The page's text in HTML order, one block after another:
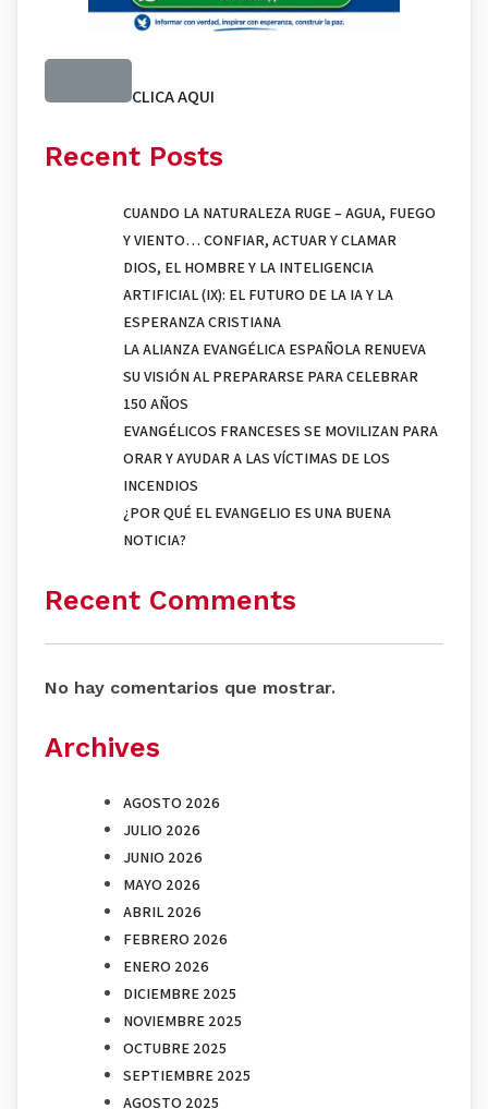
CLICA AQUI
Recent Posts
CUANDO LA NATURALEZA RUGE – AGUA, FUEGO
Y VIENTO… CONFIAR, ACTUAR Y CLAMAR
DIOS, EL HOMBRE Y LA INTELIGENCIA
ARTIFICIAL (IX): EL FUTURO DE LA IA Y LA
ESPERANZA CRISTIANA
LA ALIANZA EVANGÉLICA ESPAÑOLA RENUEVA
SU VISIÓN AL PREPARARSE PARA CELEBRAR
150 AÑOS
EVANGÉLICOS FRANCESES SE MOVILIZAN PARA
ORAR Y AYUDAR A LAS VÍCTIMAS DE LOS
INCENDIOS
¿POR QUÉ EL EVANGELIO ES UNA BUENA
NOTICIA?
Recent Comments
No hay comentarios que mostrar.
Archives
AGOSTO 2026
JULIO 2026
JUNIO 2026
MAYO 2026
ABRIL 2026
FEBRERO 2026
ENERO 2026
DICIEMBRE 2025
NOVIEMBRE 2025
OCTUBRE 2025
SEPTIEMBRE 2025
AGOSTO 2025